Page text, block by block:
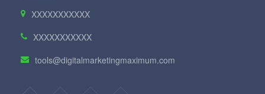
XXXXXXXXXXX
XXXXXXXXXXX
tools@digitalmarketingmaximum.com